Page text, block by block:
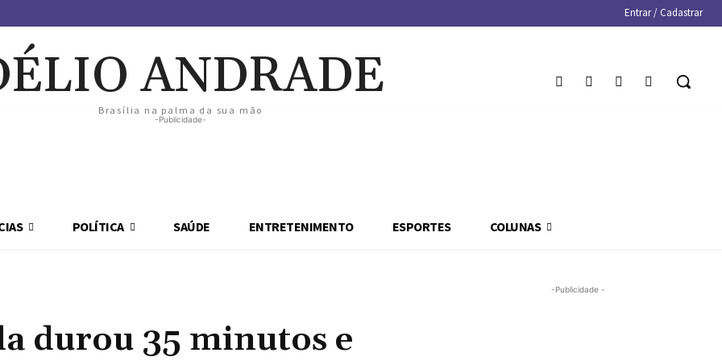
Entrar / Cadastrar
ANDRADE
Brasília na palma da sua mão
-Publicidade-
POLÍTICA SAÚDE ENTRETENIMENTO ESPORTES COLUNAS
durou 35 minutos e
-Publicidade -